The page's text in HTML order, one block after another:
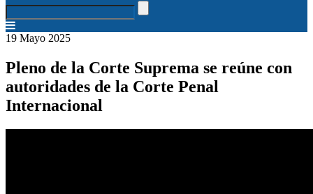
19 Mayo 2025
Pleno de la Corte Suprema se reúne con
autoridades de la Corte Penal
Internacional